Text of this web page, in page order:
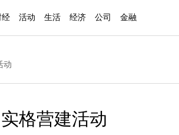
经 活动 生活 经济 公司 金融
动
格营建活动